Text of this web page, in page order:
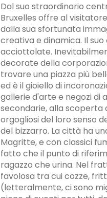
Dal suo straordinario
Bruxelles offre al
dalla sua sfortunata
creativa e dinamica. Il
acciottolate.
decorate della
trovare una piazza più
ed è il gioiello di
gallerie d'arte e negozi di
secondarie, alla scoperta
orgogliosi del loro senso
del bizzarro. La città ha
Magritte, e con classici
fatto che il punto di
ragazzo che urina. Nel
favolosa tra cui cozze,
(letteralmente, ci sono